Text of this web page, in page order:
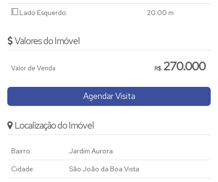
Lado Esquerdo: 20.00 m
Valores do Imóvel
R$270.000
Valor de Venda
Agendar Visita
Localização do Imóvel
Bairro: Jardim Aurora
Cidade: São João da Boa Vista